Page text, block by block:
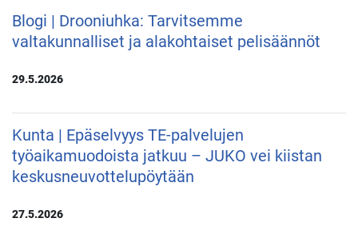
Blogi | Drooniuhka: Tarvitsemme
valtakunnalliset ja alakohtaiset pelisäännöt
29.5.2026
Kunta | Epäselvyys TE-palvelujen
työaikamuodoista jatkuu – JUKO vei kiistan
keskusneuvottelupöytään
27.5.2026